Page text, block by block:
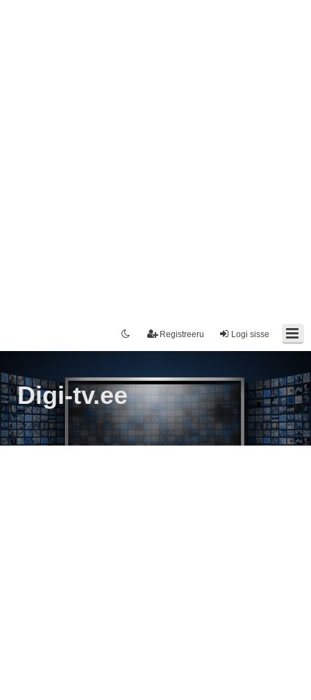
Logi sisse
Registreeru
Digi-tv.ee